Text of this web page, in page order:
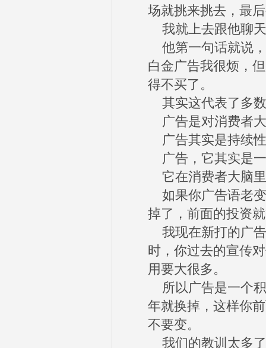
场就挑来挑去，最
我就上去跟他聊
他第一句话就说
白金广告我很烦，
得不买了。
其实这代表了多
广告是对消费者
广告其实是持续
广告，它其实是
它在消费者大脑
如果你广告语老
掉了，前面的投资
我现在新打的广
时，你过去的宣传
用要大很多。
所以广告是一个
年就换掉，这样你
不要变。
我们的教训太多